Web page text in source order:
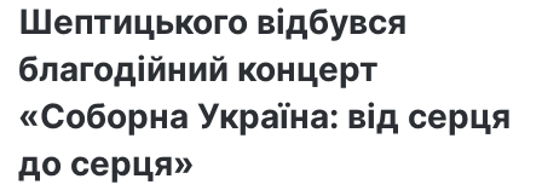
Шептицького відбувся
благодійний концерт
«Соборна Україна: від серця
до серця»